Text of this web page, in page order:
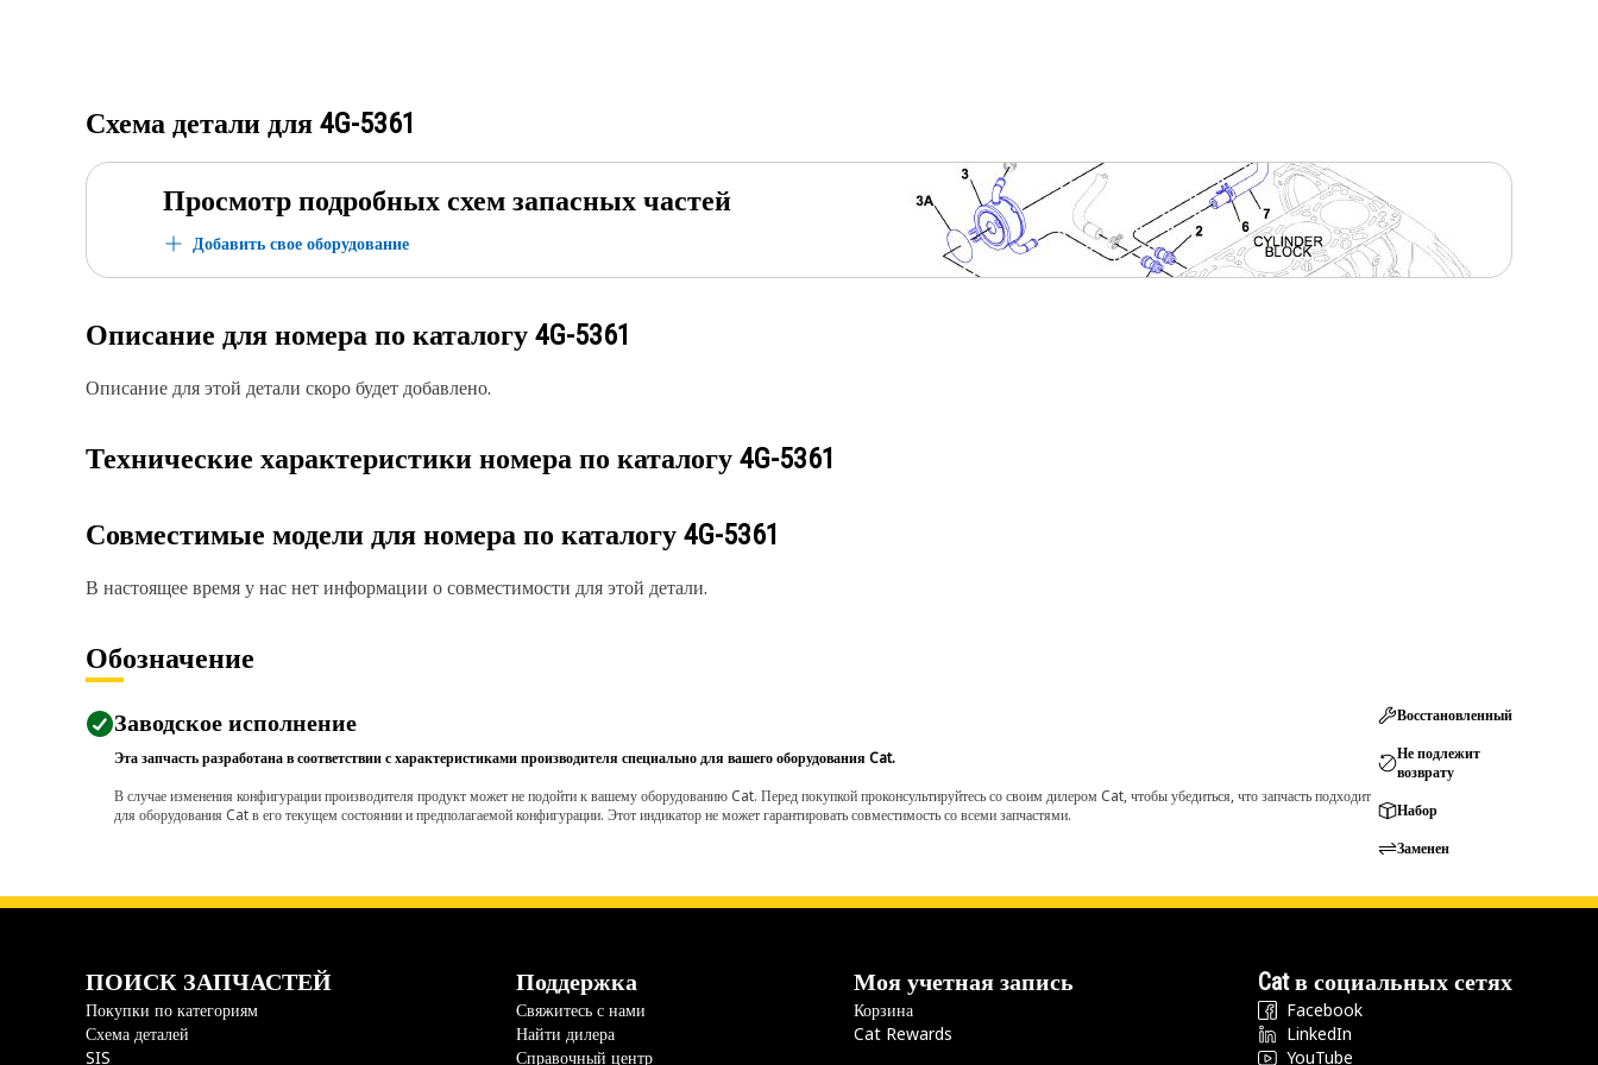
Схема детали для 4G-5361
Просмотр подробных схем запасных частей
Добавить свое оборудование
Описание для номера по каталогу 4G-5361
Описание для этой детали скоро будет добавлено.
Технические характеристики номера по каталогу 4G-5361
Совместимые модели для номера по каталогу 4G-5361
В настоящее время у нас нет информации о совместимости для этой детали.
Обозначение
Заводское исполнение
Эта запчасть разработана в соответствии с характеристиками производителя специально для вашего оборудования Cat.
В случае изменения конфигурации производителя продукт может не подойти к вашему оборудованию Cat. Перед покупкой проконсультируйтесь со своим дилером Cat, чтобы убедиться, что запчасть подходит
для оборудования Cat в его текущем состоянии и предполагаемой конфигурации. Этот индикатор не может гарантировать совместимость со всеми запчастями.
Восстановленный
Не подлежит
возврату
Набор
Заменен
ПОИСК ЗАПЧАСТЕЙ
Покупки по категориям
Схема деталей
SIS
Поддержка
Свяжитесь с нами
Найти дилера
Справочный центр
Моя учетная запись
Корзина
Cat Rewards
Cat в социальных сетях
Facebook
LinkedIn
YouTube